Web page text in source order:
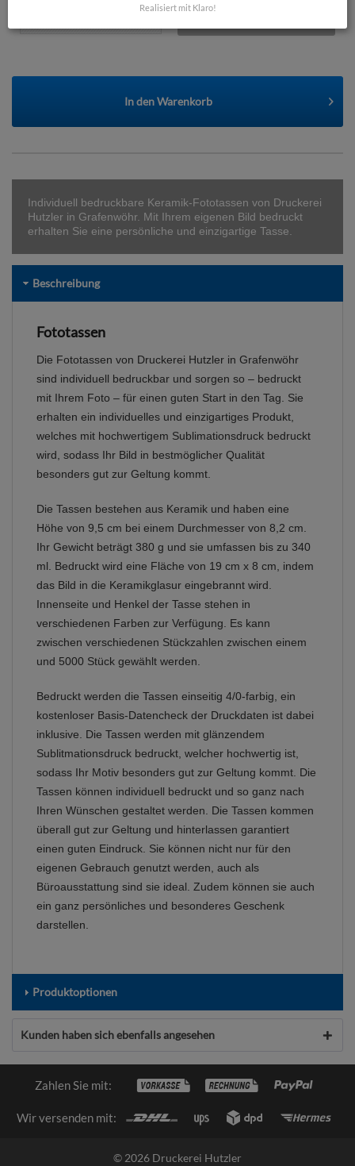
In den Warenkorb
Individuell bedruckbare Keramik-Fototassen von Druckerei
Hutzler in Grafenwöhr. Mit Ihrem eigenen Bild bedruckt
erhalten Sie eine persönliche und einzigartige Tasse.
Beschreibung
Fototassen
Die Fototassen von Druckerei Hutzler in Grafenwöhr
sind individuell bedruckbar und sorgen so – bedruckt
mit Ihrem Foto – für einen guten Start in den Tag. Sie
erhalten ein individuelles und einzigartiges Produkt,
welches mit hochwertigem Sublimationsdruck bedruckt
wird, sodass Ihr Bild in bestmöglicher Qualität
besonders gut zur Geltung kommt.
Die Tassen bestehen aus Keramik und haben eine
Höhe von 9,5 cm bei einem Durchmesser von 8,2 cm.
Ihr Gewicht beträgt 380 g und sie umfassen bis zu 340
ml. Bedruckt wird eine Fläche von 19 cm x 8 cm, indem
das Bild in die Keramikglasur eingebrannt wird.
Innenseite und Henkel der Tasse stehen in
verschiedenen Farben zur Verfügung. Es kann
zwischen verschiedenen Stückzahlen zwischen einem
und 5000 Stück gewählt werden.
Bedruckt werden die Tassen einseitig 4/0-farbig, ein
kostenloser Basis-Datencheck der Druckdaten ist dabei
inklusive. Die Tassen werden mit glänzendem
Sublitmationsdruck bedruckt, welcher hochwertig ist,
sodass Ihr Motiv besonders gut zur Geltung kommt. Die
Tassen können individuell bedruckt und so ganz nach
Ihren Wünschen gestaltet werden. Die Tassen kommen
überall gut zur Geltung und hinterlassen garantiert
einen guten Eindruck. Sie können nicht nur für den
eigenen Gebrauch genutzt werden, auch als
Büroausstattung sind sie ideal. Zudem können sie auch
ein ganz persönliches und besonderes Geschenk
darstellen.
Produktoptionen
Kunden haben sich ebenfalls angesehen
Zahlen Sie mit:
Wir versenden mit:
© 2026 Druckerei Hutzler
Realisiert mit Klaro!